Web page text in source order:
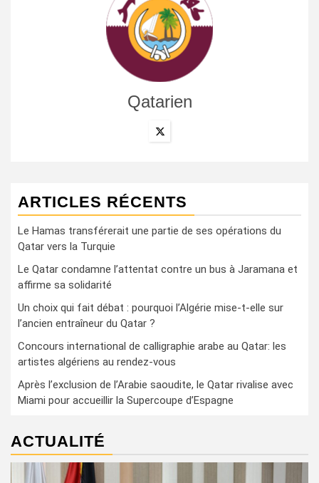
Qatarien
ARTICLES RÉCENTS
Le Hamas transférerait une partie de ses opérations du
Qatar vers la Turquie
Le Qatar condamne l’attentat contre un bus à Jaramana et
affirme sa solidarité
Un choix qui fait débat : pourquoi l’Algérie mise-t-elle sur
l’ancien entraîneur du Qatar ?
Concours international de calligraphie arabe au Qatar: les
artistes algériens au rendez-vous
Après l’exclusion de l’Arabie saoudite, le Qatar rivalise avec
Miami pour accueillir la Supercoupe d’Espagne
ACTUALITÉ